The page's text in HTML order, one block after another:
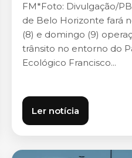
FM*Foto: Divulgação/
de Belo Horizonte fará
(8) e domingo (9)
trânsito no entorno do
Ecológico Francisco...
Ler notícia